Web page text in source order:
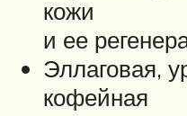
кожи
и ее
Эллаговая,
кофейная